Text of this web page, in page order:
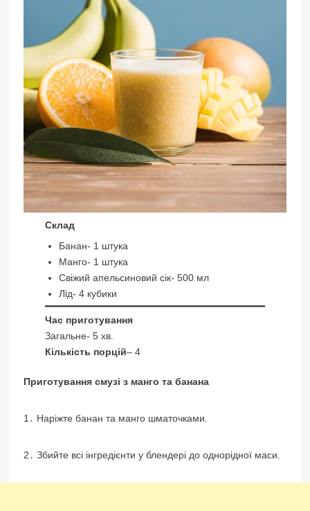
Склад
Банан- 1 штука
Манго- 1 штука
Свіжий апельсиновий сік- 500 мл
Лід- 4 кубики
Час приготування
Загальне- 5 хв.
Кількість порцій– 4
Приготування смузі з манго та банана
1․ Наріжте банан та манго шматочками.
2․ Збийте всі інгредієнти у блендері до однорідної маси.